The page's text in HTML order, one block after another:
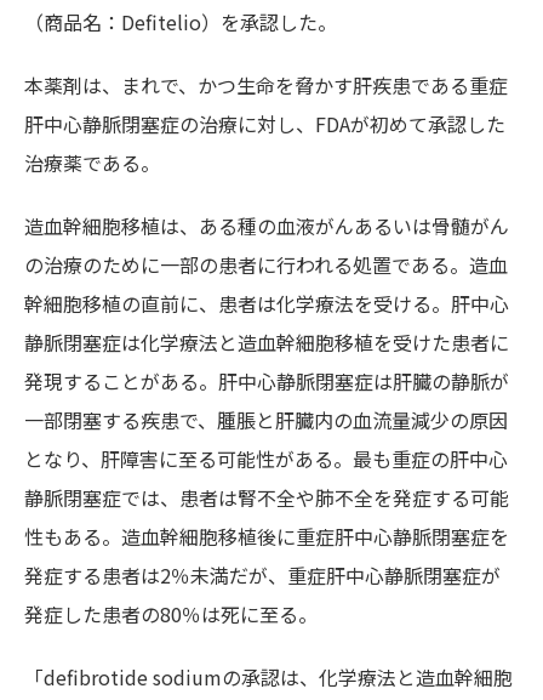
（商品名：Defitelio）を承認した。
本薬剤は、まれで、かつ生命を脅かす肝疾患である重症
肝中心静脈閉塞症の治療に対し、FDAが初めて承認した
治療薬である。
造血幹細胞移植は、ある種の血液がんあるいは骨髄がん
の治療のために一部の患者に行われる処置である。造血
幹細胞移植の直前に、患者は化学療法を受ける。肝中心
静脈閉塞症は化学療法と造血幹細胞移植を受けた患者に
発現することがある。肝中心静脈閉塞症は肝臓の静脈が
一部閉塞する疾患で、腫脹と肝臓内の血流量減少の原因
となり、肝障害に至る可能性がある。最も重症の肝中心
静脈閉塞症では、患者は腎不全や肺不全を発症する可能
性もある。造血幹細胞移植後に重症肝中心静脈閉塞症を
発症する患者は2％未満だが、重症肝中心静脈閉塞症が
発症した患者の80％は死に至る。
「defibrotide sodiumの承認は、化学療法と造血幹細胞